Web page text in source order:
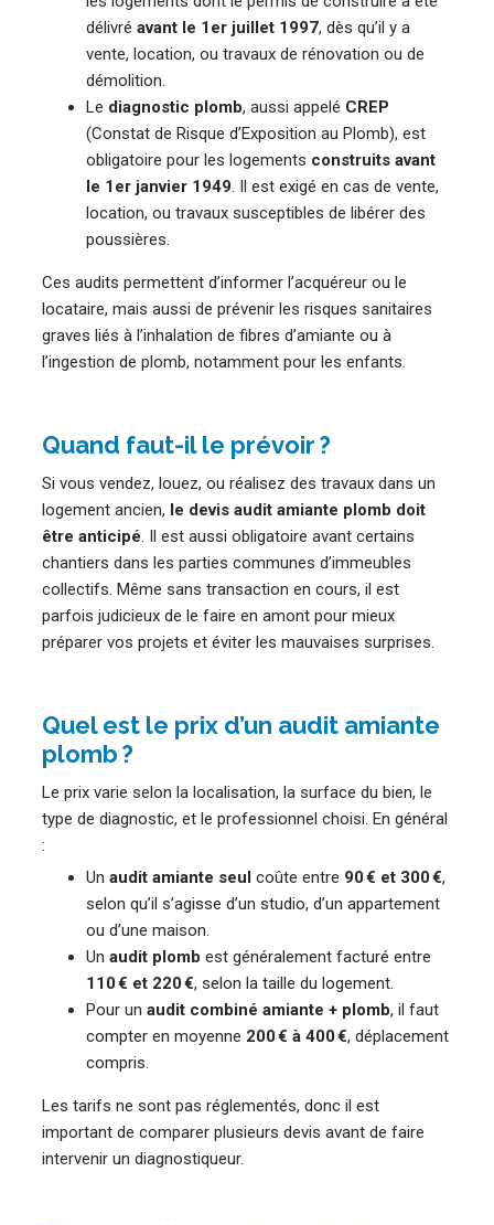
délivré avant le 1er juillet 1997, dès qu’il y a
vente, location, ou travaux de rénovation ou de
démolition.
Le diagnostic plomb, aussi appelé CREP
(Constat de Risque d’Exposition au Plomb), est
obligatoire pour les logements construits avant
le 1er janvier 1949. Il est exigé en cas de vente,
location, ou travaux susceptibles de libérer des
poussières.
Ces audits permettent d’informer l’acquéreur ou le
locataire, mais aussi de prévenir les risques sanitaires
graves liés à l’inhalation de fibres d’amiante ou à
l’ingestion de plomb, notamment pour les enfants.
Quand faut-il le prévoir ?
Si vous vendez, louez, ou réalisez des travaux dans un
logement ancien, le devis audit amiante plomb doit
être anticipé. Il est aussi obligatoire avant certains
chantiers dans les parties communes d’immeubles
collectifs. Même sans transaction en cours, il est
parfois judicieux de le faire en amont pour mieux
préparer vos projets et éviter les mauvaises surprises.
Quel est le prix d’un audit amiante
plomb ?
Le prix varie selon la localisation, la surface du bien, le
type de diagnostic, et le professionnel choisi. En général
:
Un audit amiante seul coûte entre 90 € et 300 €,
selon qu’il s’agisse d’un studio, d’un appartement
ou d’une maison.
Un audit plomb est généralement facturé entre
110 € et 220 €, selon la taille du logement.
Pour un audit combiné amiante + plomb, il faut
compter en moyenne 200 € à 400 €, déplacement
compris.
Les tarifs ne sont pas réglementés, donc il est
important de comparer plusieurs devis avant de faire
intervenir un diagnostiqueur.